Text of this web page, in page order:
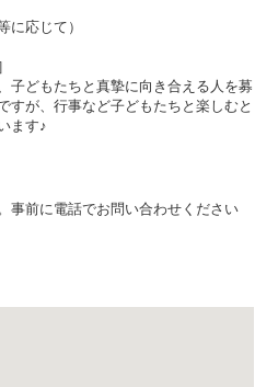
に応じて）
子どもたちと真摯に向き合える人を募
すが、行事など子どもたちと楽しむと
ます♪
事前に電話でお問い合わせください